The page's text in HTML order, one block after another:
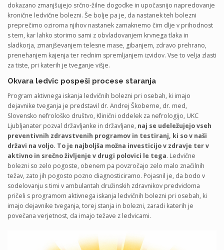
dokazano zmanjšujejo srčno‑žilne dogodke in upočasnijo napredovanje
kronične ledvične bolezni. Še bolje pa je, da nastanek teh bolezni
preprečimo oziroma njihov nastanek zamaknemo čim dlje v prihodnost
s tem, kar lahko storimo sami z obvladovanjem krvnega tlaka in
sladkorja, zmanjševanjem telesne mase, gibanjem, zdravo prehrano,
prenehanjem kajenja ter rednim spremljanjem izvidov. Vse to velja zlasti
za tiste, pri katerih je tveganje višje.
Okvara ledvic pospeši procese staranja
Program aktivnega iskanja ledvičnih bolezni pri osebah, ki imajo
dejavnike tveganja je predstavil dr. Andrej Škoberne, dr. med,
Slovensko nefrološko društvo, Klinični oddelek za nefrologijo, UKC
Ljubljanater pozval državljanke in državljane, naj se udeležujejo vseh
preventivnih zdravstvenih programov in testiranj, ki so v naši
državi na voljo. To je najboljša možna investicijo v zdravje ter v
aktivno in srečno življenje v drugi polovici le tega. Ledvične
bolezni so zelo pogoste, obenem pa povzročajo zelo malo značilnih
težav, zato jih pogosto pozno diagnosticiramo. Pojasnil je, da bodo v
sodelovanju s timi v ambulantah družinskih zdravnikov predvidoma
pričeli s programom aktivnega iskanja ledvičnih bolezni pri osebah, ki
imajo dejavnike tveganja, torej stanja in bolezni, zaradi katerih je
povečana verjetnost, da imajo težave z ledvicami.